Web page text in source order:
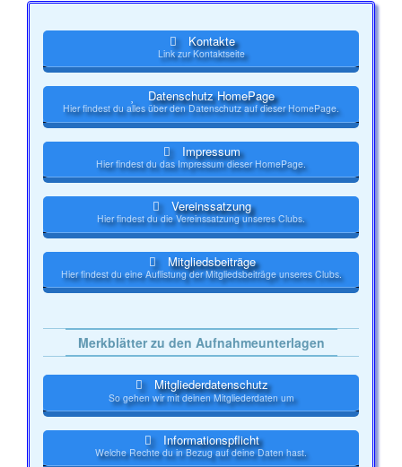
Kontakte
Link zur Kontaktseite
Datenschutz HomePage
Hier findest du alles über den Datenschutz auf dieser HomePage.
Impressum
Hier findest du das Impressum dieser HomePage.
Vereinssatzung
Hier findest du die Vereinssatzung unseres Clubs.
Mitgliedsbeiträge
Hier findest du eine Auflistung der Mitgliedsbeiträge unseres Clubs.
Merkblätter zu den Aufnahmeunterlagen
Mitgliederdatenschutz
So gehen wir mit deinen Mitgliederdaten um
Informationspflicht
Welche Rechte du in Bezug auf deine Daten hast.